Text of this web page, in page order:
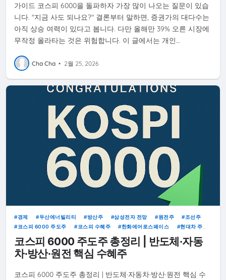
가이드 코스피 6000을 돌파하자 가장 많이 나오는 질문이 있습
니다. "지금 사도 되나요?" 결론부터 말하면, 증권가의 대다수는
아직 상승 여력이 있다고 봅니다. 다만 올해만 39% 오른 시장에
무작정 올라타는 것은 위험합니다. 이 글에서는 개인…
Cha Cha • 2월 25, 2026
경제 두산에너빌리티 방산주 삼성전자 전망 원전주
조선주
코스피 6000 주도주
코스피 수혜주 한화에어로스페이스
현대차 주
SK하이닉스 전망
코스피 6000 주도주 총정리 | 반도체·자동
차·방산·원전 핵심 수혜주
코스피 6000 주도주 총정리 | 반도체·자동차·방산·원전 핵심 수